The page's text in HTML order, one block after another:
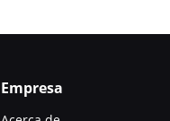
Empresa